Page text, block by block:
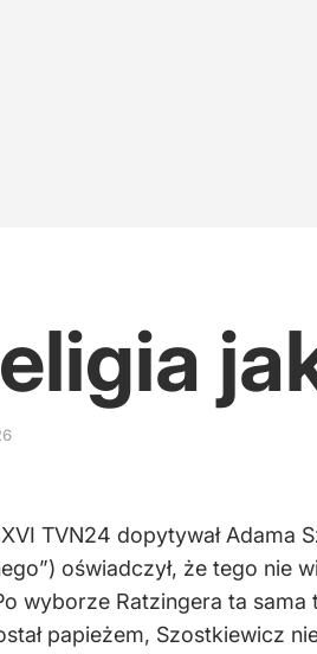
TVN24 dopytywał Adama
oświadczył, że tego nie
wyborze Ratzingera ta
papieżem, Szostkiewicz